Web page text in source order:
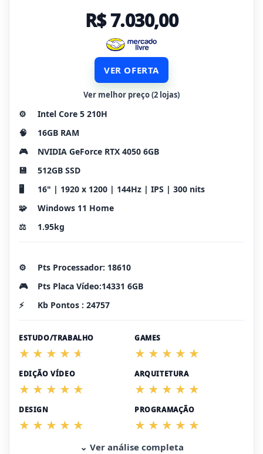
R$ 7.030,00
VER OFERTA
Ver melhor preço (2 lojas)
⚙️
Intel Core 5 210H
🧠
16GB RAM
🎮
NVIDIA GeForce RTX 4050 6GB
💾
512GB SSD
🖥️
16" | 1920 x 1200 | 144Hz | IPS | 300 nits
🧩
Windows 11 Home
⚖️
1.95kg
⚙️
Pts Processador: 18610
🎮
Pts Placa Vídeo:14331 6GB
⚡
Kb Pontos : 24757
ESTUDO/TRABALHO GAMES
EDIÇÃO VÍDEO ARQUITETURA
DESIGN PROGRAMAÇÃO
⌄ Ver análise completa